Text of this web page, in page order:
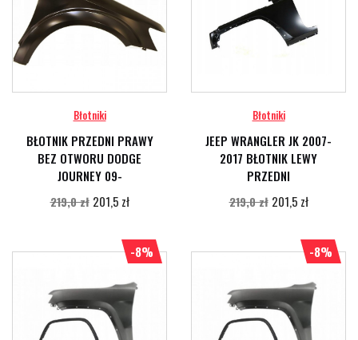
Błotniki
BŁOTNIK PRZEDNI PRAWY
BEZ OTWORU DODGE
JOURNEY 09-
219,0 zł 201,5 zł
Błotniki
JEEP WRANGLER JK 2007-
2017 BŁOTNIK LEWY
PRZEDNI
219,0 zł 201,5 zł
-8% -8%